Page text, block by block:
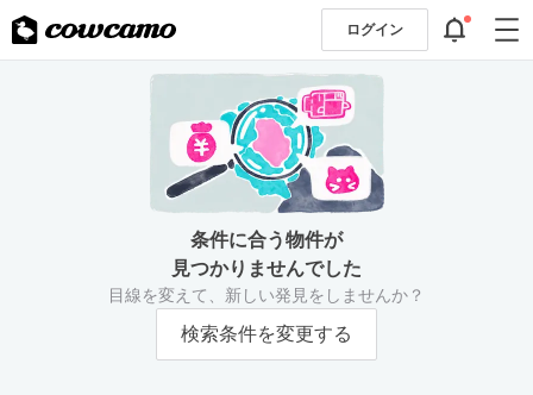
ログイン
条件に合う物件が
見つかりませんでした
目線を変えて、新しい発見をしませんか？
検索条件を変更する